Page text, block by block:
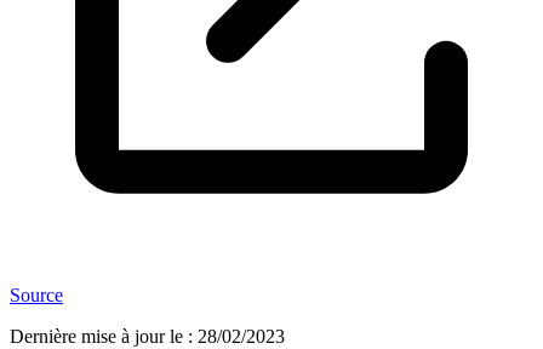
Source
Dernière mise à jour le : 28/02/2023